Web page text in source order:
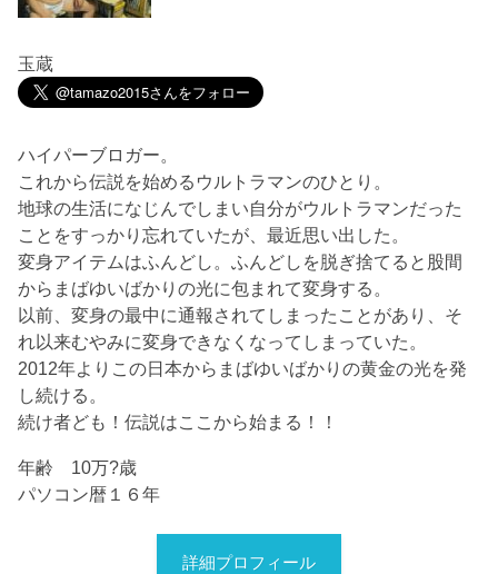
玉蔵
ハイパーブロガー。
これから伝説を始めるウルトラマンのひとり。
地球の生活になじんでしまい自分がウルトラマンだった
ことをすっかり忘れていたが、最近思い出した。
変身アイテムはふんどし。ふんどしを脱ぎ捨てると股間
からまばゆいばかりの光に包まれて変身する。
以前、変身の最中に通報されてしまったことがあり、そ
れ以来むやみに変身できなくなってしまっていた。
2012年よりこの日本からまばゆいばかりの黄金の光を発
し続ける。
続け者ども！伝説はここから始まる！！
年齢 10万?歳
パソコン暦１６年
詳細プロフィール